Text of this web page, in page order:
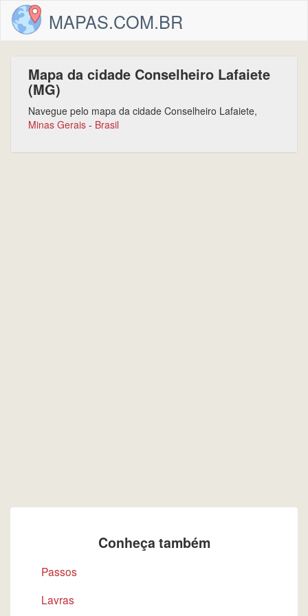
MAPAS.COM.BR
Mapa da cidade Conselheiro Lafaiete
(MG)
Navegue pelo mapa da cidade Conselheiro Lafaiete,
Minas Gerais - Brasil
Conheça também
Passos
Lavras